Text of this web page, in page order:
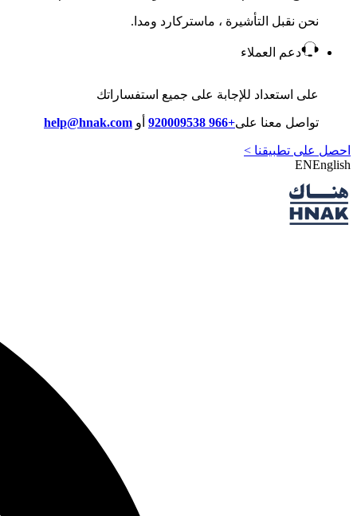
نحن نقبل التأشيرة ، ماستركارد ومدا.
دعم العملاء
على استعداد للإجابة على جميع استفساراتك
تواصل معنا على+966 920009538 أو help@hnak.com
احصل على تطبيقنا >
ENEnglish